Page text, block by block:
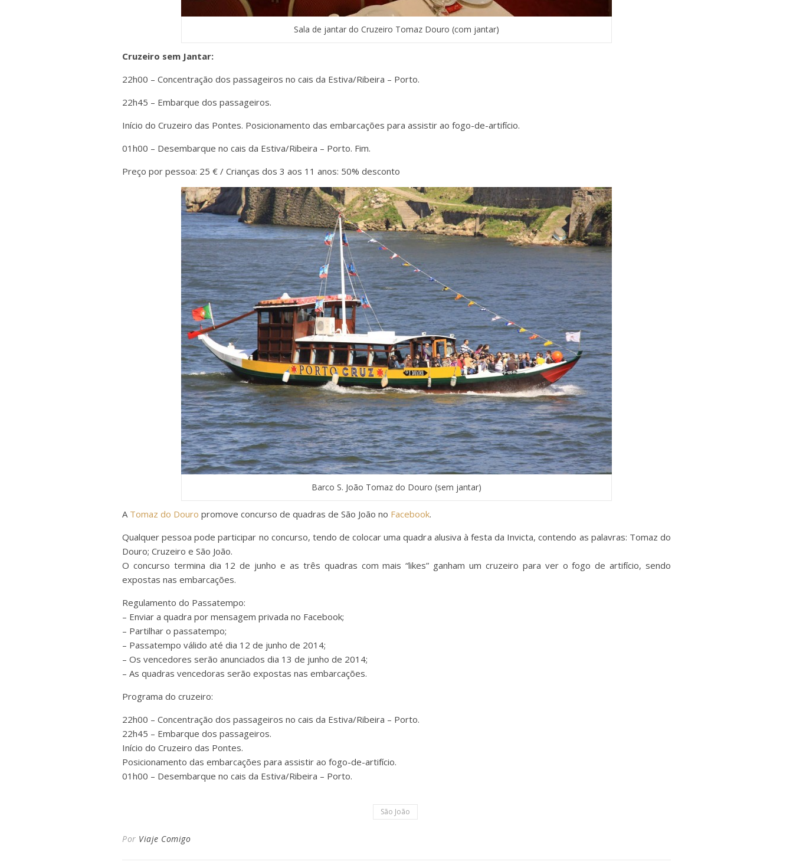
Sala de jantar do Cruzeiro Tomaz Douro (com jantar)
Cruzeiro sem Jantar:
22h00 – Concentração dos passageiros no cais da Estiva/Ribeira – Porto.
22h45 – Embarque dos passageiros.
Início do Cruzeiro das Pontes. Posicionamento das embarcações para assistir ao fogo-de-artifício.
01h00 – Desembarque no cais da Estiva/Ribeira – Porto. Fim.
Preço por pessoa: 25 € / Crianças dos 3 aos 11 anos: 50% desconto
Barco S. João Tomaz do Douro (sem jantar)
A Tomaz do Douro promove concurso de quadras de São João no Facebook.
Qualquer pessoa pode participar no concurso, tendo de colocar uma quadra alusiva à festa da Invicta, contendo as palavras: Tomaz do
Douro; Cruzeiro e São João.
O concurso termina dia 12 de junho e as três quadras com mais “likes” ganham um cruzeiro para ver o fogo de artifício, sendo
expostas nas embarcações.
Regulamento do Passatempo:
– Enviar a quadra por mensagem privada no Facebook;
– Partilhar o passatempo;
– Passatempo válido até dia 12 de junho de 2014;
– Os vencedores serão anunciados dia 13 de junho de 2014;
– As quadras vencedoras serão expostas nas embarcações.
Programa do cruzeiro:
22h00 – Concentração dos passageiros no cais da Estiva/Ribeira – Porto.
22h45 – Embarque dos passageiros.
Início do Cruzeiro das Pontes.
Posicionamento das embarcações para assistir ao fogo-de-artifício.
01h00 – Desembarque no cais da Estiva/Ribeira – Porto.
São João
Por Viaje Comigo